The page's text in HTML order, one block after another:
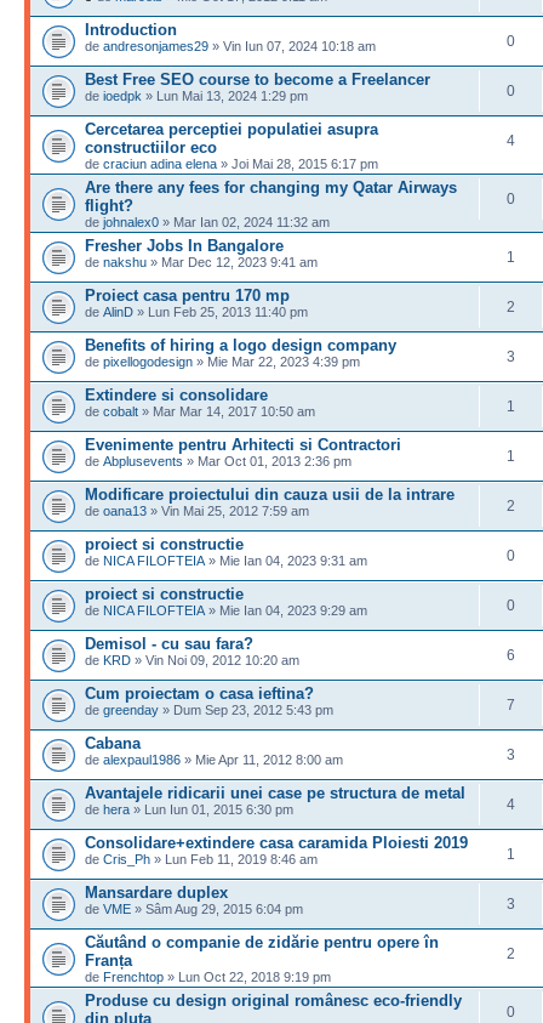
Introduction
de andresonjames29 » Vin Iun 07, 2024 10:18 am 0
Best Free SEO course to become a Freelancer
de ioedpk » Lun Mai 13, 2024 1:29 pm 0
Cercetarea perceptiei populatiei asupra
constructiilor eco
de craciun adina elena » Joi Mai 28, 2015 6:17 pm
4
Are there any fees for changing my Qatar Airways
flight?
de johnalex0 » Mar Ian 02, 2024 11:32 am
0
Fresher Jobs In Bangalore
de nakshu » Mar Dec 12, 2023 9:41 am 1
Proiect casa pentru 170 mp
de AlinD » Lun Feb 25, 2013 11:40 pm 2
Benefits of hiring a logo design company
de pixellogodesign » Mie Mar 22, 2023 4:39 pm 3
Extindere si consolidare
de cobalt » Mar Mar 14, 2017 10:50 am 1
Evenimente pentru Arhitecti si Contractori
de Abplusevents » Mar Oct 01, 2013 2:36 pm 1
Modificare proiectului din cauza usii de la intrare
de oana13 » Vin Mai 25, 2012 7:59 am 2
proiect si constructie
de NICA FILOFTEIA » Mie Ian 04, 2023 9:31 am 0
proiect si constructie
de NICA FILOFTEIA » Mie Ian 04, 2023 9:29 am 0
Demisol - cu sau fara?
de KRD » Vin Noi 09, 2012 10:20 am 6
Cum proiectam o casa ieftina?
de greenday » Dum Sep 23, 2012 5:43 pm 7
Cabana
de alexpaul1986 » Mie Apr 11, 2012 8:00 am 3
Avantajele ridicarii unei case pe structura de metal
de hera » Lun Iun 01, 2015 6:30 pm 4
Consolidare+extindere casa caramida Ploiesti 2019
de Cris_Ph » Lun Feb 11, 2019 8:46 am 1
Mansardare duplex
de VME » Sâm Aug 29, 2015 6:04 pm 3
Căutând o companie de zidărie pentru opere în
Franța
de Frenchtop » Lun Oct 22, 2018 9:19 pm
2
Produse cu design original românesc eco-friendly
din pluta
0